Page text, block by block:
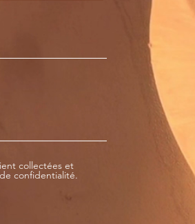
collectées et
confidentialité.